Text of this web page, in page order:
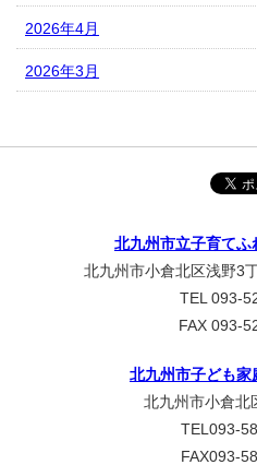
2026年4月
2026年3月
北九州市立子育てふ
北九州市小倉北区浅野3
TEL 093-
FAX 093-
北九州市子ども家
北九州市小倉北
TEL093-
FAX093-